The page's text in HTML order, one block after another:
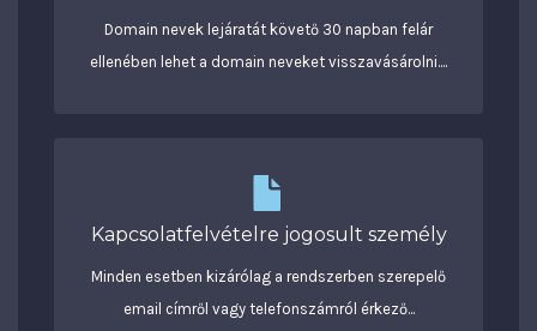
Domain nevek lejáratát követő 30 napban felár
ellenében lehet a domain neveket visszavásárolni....
Kapcsolatfelvételre jogosult személy
Minden esetben kizárólag a rendszerben szerepelő
email címről vagy telefonszámról érkező...